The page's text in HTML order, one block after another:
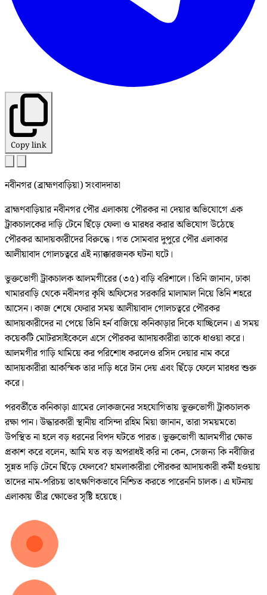
Copy link
নবীনগর (ব্রাহ্মণবাড়িয়া) সংবাদদাতা
ব্রাহ্মণবাড়িয়ার নবীনগর পৌর এলাকায় পৌরকর না দেয়ার অভিযোগে এক
ট্রাকচালকের দাড়ি টেনে ছিঁড়ে ফেলা ও মারধর করার অভিযোগ উঠেছে
পৌরকর আদায়কারীদের বিরুদ্ধে। গত সোমবার দুপুরে পৌর এলাকার
আলীয়াবাদ গোলচত্বরে এই ন্যাক্কারজনক ঘটনা ঘটে।
ভুক্তভোগী ট্রাকচালক আলমগীরের (৩৫) বাড়ি বরিশালে। তিনি জানান, ঢাকা
খামারবাড়ি থেকে নবীনগর কৃষি অফিসের সরকারি মালামাল নিয়ে তিনি শহরে
আসেন। কাজ শেষে ফেরার সময় আলীয়াবাদ গোলচত্বরে পৌরকর
আদায়কারীদের না পেয়ে তিনি হর্ন বাজিয়ে কনিকাড়ার দিকে যাচ্ছিলেন। এ সময়
কয়েকটি মোটরসাইকেলে এসে পৌরকর আদায়কারীরা তাকে ধাওয়া করে।
আলমগীর গাড়ি থামিয়ে কর পরিশোধ করলেও রসিদ দেয়ার নাম করে
আদায়কারীরা আকস্মিক তার দাড়ি ধরে টান দেয় এবং ছিঁড়ে ফেলে মারধর শুরু
করে।
পরবর্তীতে কনিকাড়া গ্রামের লোকজনের সহযোগিতায় ভুক্তভোগী ট্রাকচালক
রক্ষা পান। উদ্ধারকারী স্থানীয় বাসিন্দা রহিম মিয়া জানান, তারা সময়মতো
উপস্থিত না হলে বড় ধরনের বিপদ ঘটতে পারত। ভুক্তভোগী আলমগীর ক্ষোভ
প্রকাশ করে বলেন, আমি যত বড় অপরাধই করি না কেন, সেজন্য কি নবীজির
সুন্নত দাড়ি টেনে ছিঁড়ে ফেলবে? হামলাকারীরা পৌরকর আদায়কারী কর্মী হওয়ায়
তাদের নাম-পরিচয় তাৎক্ষণিকভাবে নিশ্চিত করতে পারেননি চালক। এ ঘটনায়
এলাকায় তীব্র ক্ষোভের সৃষ্টি হয়েছে।